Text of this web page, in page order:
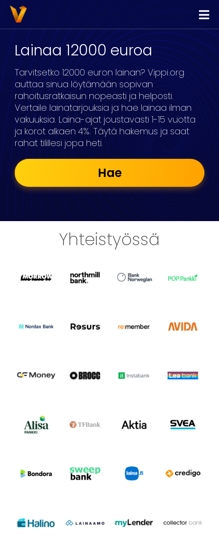
Vippi
Lainaa
Kilpailuta Lainat
Yhdistä Lainat
Yrityslimiitti
Lainaa 12000 euroa
Tarvitsetko 12000 euron lainan? Vippi.org
auttaa sinua löytämään sopivan
rahoitusratkaisun nopeasti ja helposti.
Vertaile lainatarjouksia ja hae lainaa ilman
vakuuksia. Laina-ajat joustavasti 1-15 vuotta
ja korot alkaen 4%. Täytä hakemus ja saat
rahat tilillesi jopa heti.
Hae
Yhteistyössä